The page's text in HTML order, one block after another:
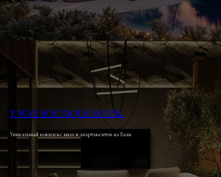
Y-WAY BOUTIQUE HOTEL
Уникальный комплекс вилл и апартаментов на Бали